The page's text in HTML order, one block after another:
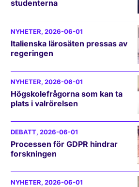
studenterna
NYHETER, 2026-06-01
Italienska lärosäten pressas av
regeringen
NYHETER, 2026-06-01
Högskolefrågorna som kan ta
plats i valrörelsen
DEBATT, 2026-06-01
Processen för GDPR hindrar
forskningen
NYHETER, 2026-06-01